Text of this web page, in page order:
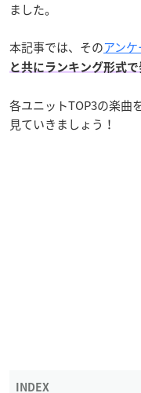
ました。
本記事では、そのアン
と共にランキング形式で
各ユニットTOP3の楽曲
見ていきましょう！